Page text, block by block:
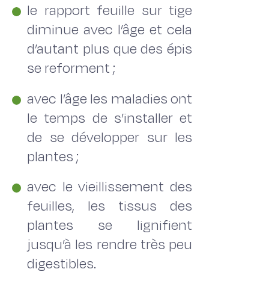
le rapport feuille sur tige
diminue avec l’âge et cela
d’autant plus que des épis
se reforment ;
avec l’âge les maladies ont
le temps de s’installer et
de se développer sur les
plantes ;
avec le vieillissement des
feuilles, les tissus des
plantes se lignifient
jusqu’à les rendre très peu
digestibles.